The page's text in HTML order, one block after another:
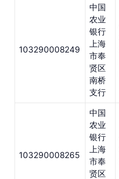
103290008249
中国
农业
银行
上海
市奉
贤区
南桥
支行
103290008265
中国
农业
银行
上海
市奉
贤区